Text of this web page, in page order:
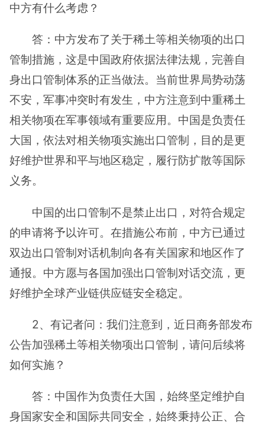
中方有什么考虑？
答：中方发布了关于稀土等相关物项的出口
管制措施，这是中国政府依据法律法规，完善自
身出口管制体系的正当做法。当前世界局势动荡
不安，军事冲突时有发生，中方注意到中重稀土
相关物项在军事领域有重要应用。中国是负责任
大国，依法对相关物项实施出口管制，目的是更
好维护世界和平与地区稳定，履行防扩散等国际
义务。
中国的出口管制不是禁止出口，对符合规定
的申请将予以许可。在措施公布前，中方已通过
双边出口管制对话机制向各有关国家和地区作了
通报。中方愿与各国加强出口管制对话交流，更
好维护全球产业链供应链安全稳定。
2、有记者问：我们注意到，近日商务部发布
公告加强稀土等相关物项出口管制，请问后续将
如何实施？
答：中国作为负责任大国，始终坚定维护自
身国家安全和国际共同安全，始终秉持公正、合